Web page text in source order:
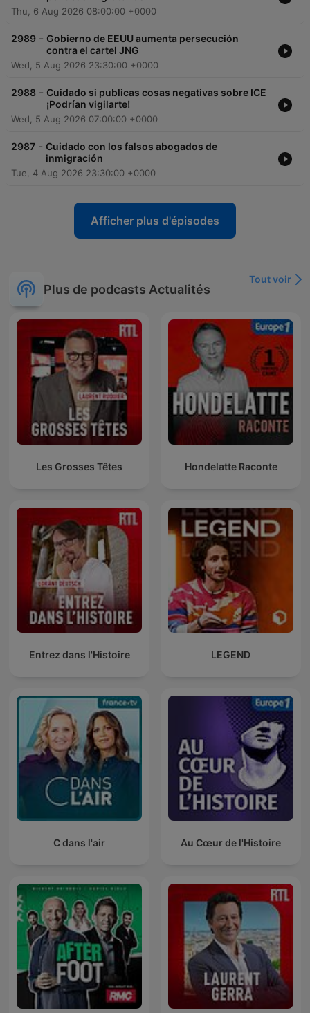
Thu, 6 Aug 2026 08:00:00 +0000
2989 - Gobierno de EEUU aumenta persecución
contra el cartel JNG
Wed, 5 Aug 2026 23:30:00 +0000
2988 - Cuidado si publicas cosas negativas sobre ICE
¡Podrían vigilarte!
Wed, 5 Aug 2026 07:00:00 +0000
2987 - Cuidado con los falsos abogados de
inmigración
Tue, 4 Aug 2026 23:30:00 +0000
Afficher plus d'épisodes
Plus de podcasts Actualités
Tout voir
Les Grosses Têtes Hondelatte Raconte
Entrez dans l'Histoire LEGEND
C dans l'air Au Cœur de l'Histoire